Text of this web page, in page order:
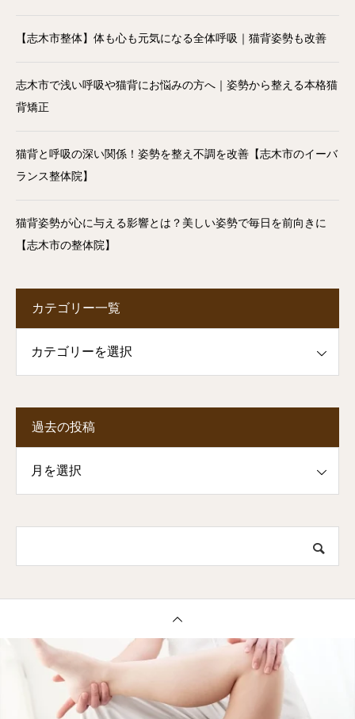
【志木市整体】体も心も元気になる全体呼吸｜猫背姿勢も改善
志木市で浅い呼吸や猫背にお悩みの方へ｜姿勢から整える本格猫
背矯正
猫背と呼吸の深い関係！姿勢を整え不調を改善【志木市のイーバ
ランス整体院】
猫背姿勢が心に与える影響とは？美しい姿勢で毎日を前向きに
【志木市の整体院】
カテゴリー一覧
過去の投稿